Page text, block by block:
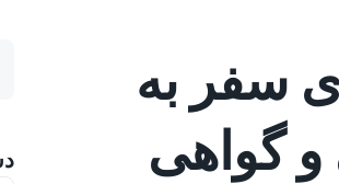
سفر به
و گواهی